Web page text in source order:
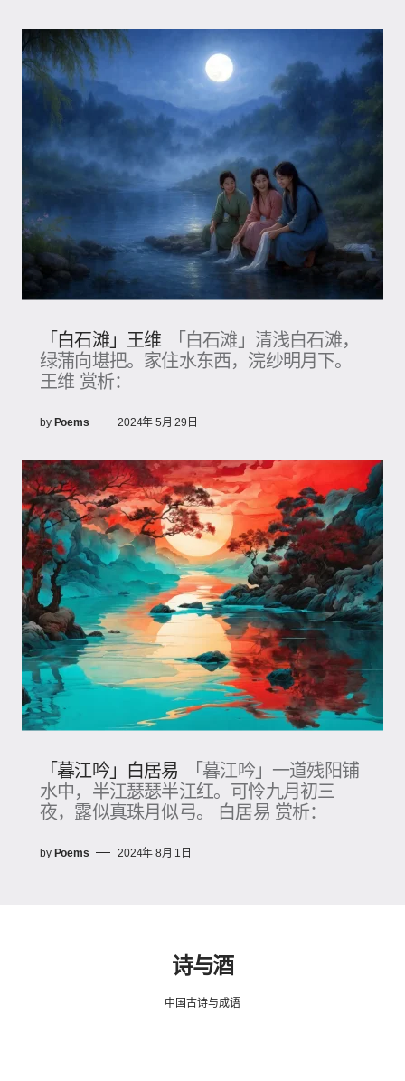
「白石滩」王维
「白石滩」清浅白石滩，
绿蒲向堪把。家住水东西，浣纱明月下。
王维 赏析：
by Poems 2024年 5月 29日
「暮江吟」白居易
「暮江吟」一道残阳铺
水中，半江瑟瑟半江红。可怜九月初三
夜，露似真珠月似弓。 白居易 赏析：
by Poems 2024年 8月 1日
诗与酒
中国古诗与成语